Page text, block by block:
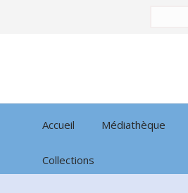
Accueil Médiathèque
Collections